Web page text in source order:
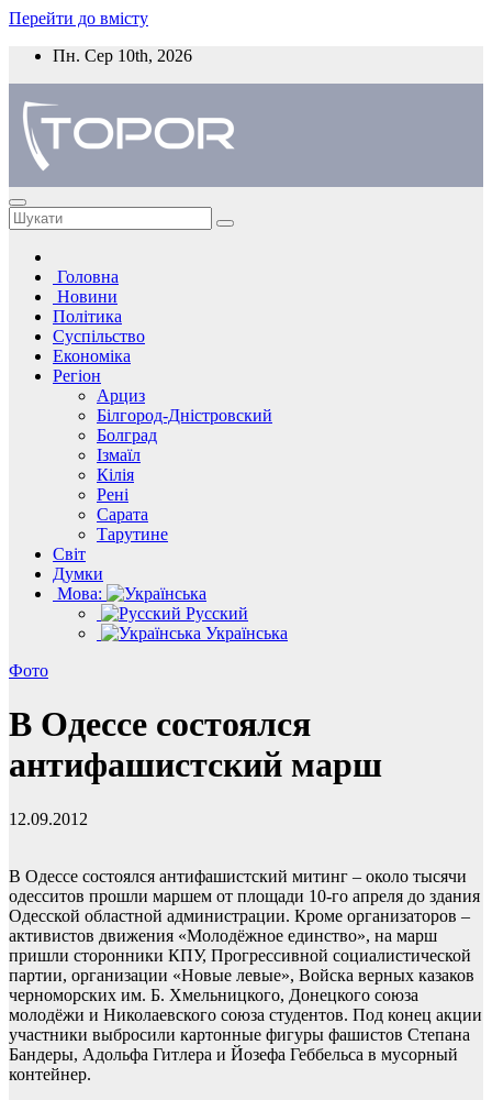
Перейти до вмісту
Пн. Сер 10th, 2026
Головна
Новини
Політика
Суспільство
Економіка
Регіон
Арциз
Білгород-Дністровский
Болград
Ізмаїл
Кілія
Рені
Сарата
Тарутине
Світ
Думки
Мова:
Русский
Українська
Фото
В Одессе состоялся
антифашистский марш
12.09.2012
В Одессе состоялся антифашистский митинг – около тысячи
одесситов прошли маршем от площади 10-го апреля до здания
Одесской областной администрации. Кроме организаторов –
активистов движения «Молодёжное единство», на марш
пришли сторонники КПУ, Прогрессивной социалистической
партии, организации «Новые левые», Войска верных казаков
черноморских им. Б. Хмельницкого, Донецкого союза
молодёжи и Николаевского союза студентов. Под конец акции
участники выбросили картонные фигуры фашистов Степана
Бандеры, Адольфа Гитлера и Йозефа Геббельса в мусорный
контейнер.